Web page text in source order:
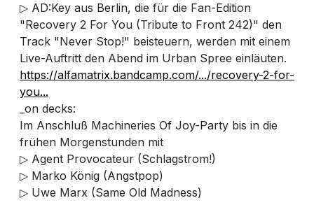
▷ AD:Key aus Berlin, die für die Fan-Edition
"Recovery 2 For You (Tribute to Front 242)" den
Track "Never Stop!" beisteuern, werden mit einem
Live-Auftritt den Abend im Urban Spree einläuten.
https://alfamatrix.bandcamp.com/.../recovery-2-for-
you...
_on decks:
Im Anschluß Machineries Of Joy-Party bis in die
frühen Morgenstunden mit
▷ Agent Provocateur (Schlagstrom!)
▷ Marko König (Angstpop)
▷ Uwe Marx (Same Old Madness)